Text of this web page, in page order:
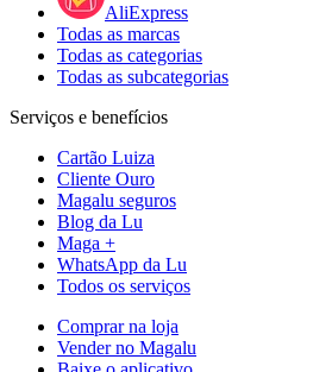
AliExpress
Todas as marcas
Todas as categorias
Todas as subcategorias
Serviços e benefícios
Cartão Luiza
Cliente Ouro
Magalu seguros
Blog da Lu
Maga +
WhatsApp da Lu
Todos os serviços
Comprar na loja
Vender no Magalu